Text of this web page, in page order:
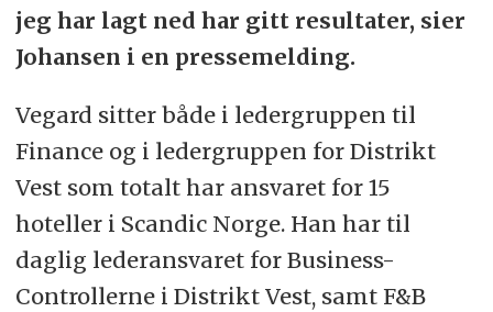
jeg har lagt ned har gitt resultater, sier
Johansen i en pressemelding.
Vegard sitter både i ledergruppen til
Finance og i ledergruppen for Distrikt
Vest som totalt har ansvaret for 15
hoteller i Scandic Norge. Han har til
daglig lederansvaret for Business-
Controllerne i Distrikt Vest, samt F&B